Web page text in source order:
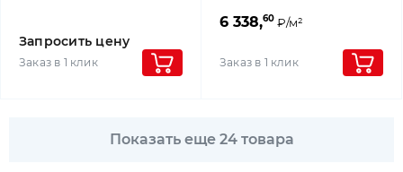
Запросить цену
Заказ в 1 клик
6 338,60 ₽/м²
Заказ в 1 клик
Показать еще 24 товара